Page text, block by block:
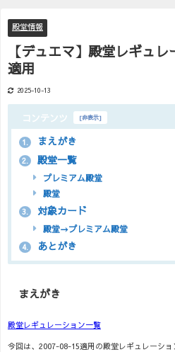
殿堂情報
【デュエマ】殿堂レギュ
適用
2025-10-13
コンテンツ [非表示]
1. まえがき
2. 殿堂一覧
プレミアム殿堂
殿堂
3. 対象カード
殿堂→プレミアム殿堂
4. あとがき
まえがき
殿堂レギュレーション一覧
今回は、2007-08-15適用の殿堂レギュレーショ